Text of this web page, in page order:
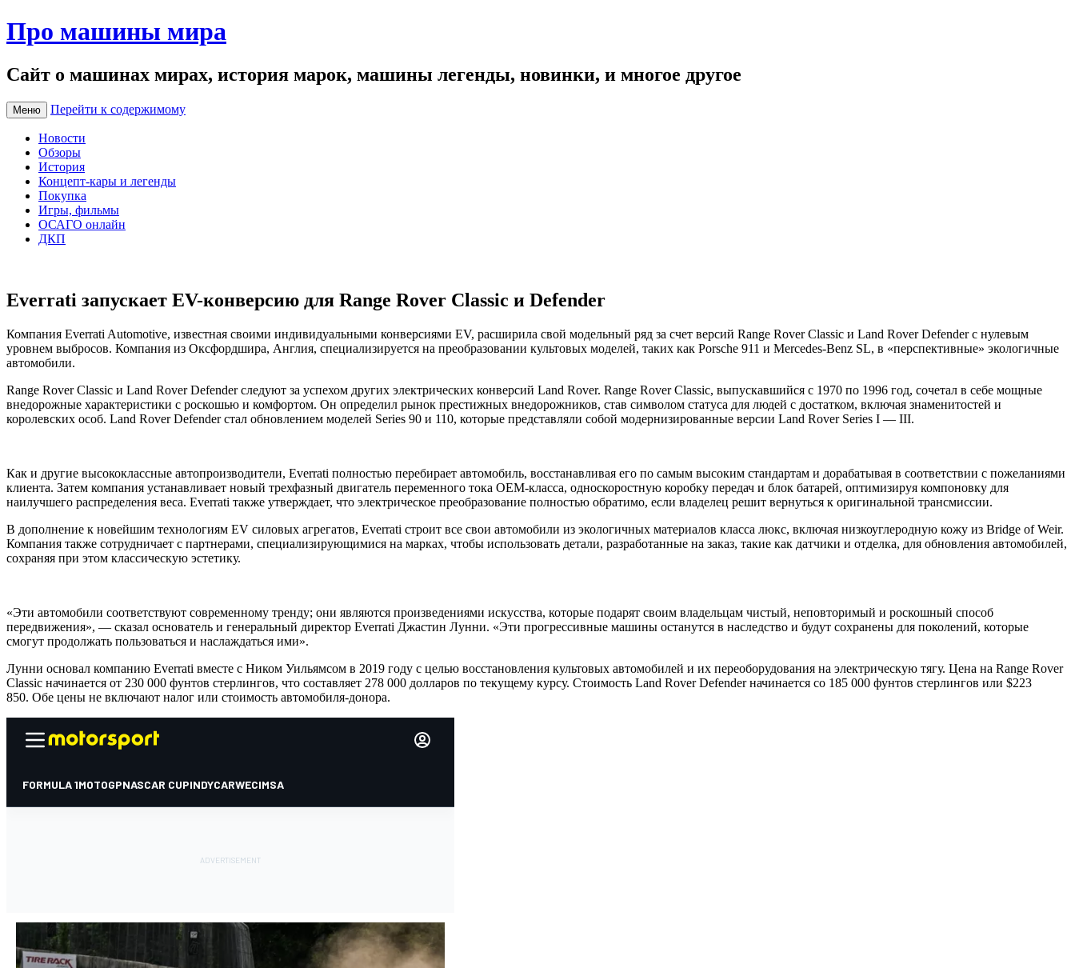
Про машины мира
Сайт о машинах мирах, история марок, машины легенды, новинки, и многое другое
Меню Перейти к содержимому
Новости
Обзоры
История
Концепт-кары и легенды
Покупка
Игры, фильмы
ОСАГО онлайн
ДКП
Everrati запускает EV-конверсию для Range Rover Classic и Defender
Компания Everrati Automotive, известная своими индивидуальными конверсиями EV, расширила свой модельный ряд за счет версий Range Rover Classic и Land Rover Defender с нулевым
уровнем выбросов. Компания из Оксфордшира, Англия, специализируется на преобразовании культовых моделей, таких как Porsche 911 и Mercedes-Benz SL, в «перспективные» экологичные
автомобили.
Range Rover Classic и Land Rover Defender следуют за успехом других электрических конверсий Land Rover. Range Rover Classic, выпускавшийся с 1970 по 1996 год, сочетал в себе мощные
внедорожные характеристики с роскошью и комфортом. Он определил рынок престижных внедорожников, став символом статуса для людей с достатком, включая знаменитостей и
королевских особ. Land Rover Defender стал обновлением моделей Series 90 и 110, которые представляли собой модернизированные версии Land Rover Series I — III.
Как и другие высококлассные автопроизводители, Everrati полностью перебирает автомобиль, восстанавливая его по самым высоким стандартам и дорабатывая в соответствии с пожеланиями
клиента. Затем компания устанавливает новый трехфазный двигатель переменного тока OEM-класса, односкоростную коробку передач и блок батарей, оптимизируя компоновку для
наилучшего распределения веса. Everrati также утверждает, что электрическое преобразование полностью обратимо, если владелец решит вернуться к оригинальной трансмиссии.
В дополнение к новейшим технологиям EV силовых агрегатов, Everrati строит все свои автомобили из экологичных материалов класса люкс, включая низкоуглеродную кожу из Bridge of Weir.
Компания также сотрудничает с партнерами, специализирующимися на марках, чтобы использовать детали, разработанные на заказ, такие как датчики и отделка, для обновления автомобилей,
сохраняя при этом классическую эстетику.
«Эти автомобили соответствуют современному тренду; они являются произведениями искусства, которые подарят своим владельцам чистый, неповторимый и роскошный способ
передвижения», — сказал основатель и генеральный директор Everrati Джастин Лунни. «Эти прогрессивные машины останутся в наследство и будут сохранены для поколений, которые
смогут продолжать пользоваться и наслаждаться ими».
Лунни основал компанию Everrati вместе с Ником Уильямсом в 2019 году с целью восстановления культовых автомобилей и их переоборудования на электрическую тягу. Цена на Range Rover
Classic начинается от 230 000 фунтов стерлингов, что составляет 278 000 долларов по текущему курсу. Стоимость Land Rover Defender начинается со 185 000 фунтов стерлингов или $223
850. Обе цены не включают налог или стоимость автомобиля-донора.